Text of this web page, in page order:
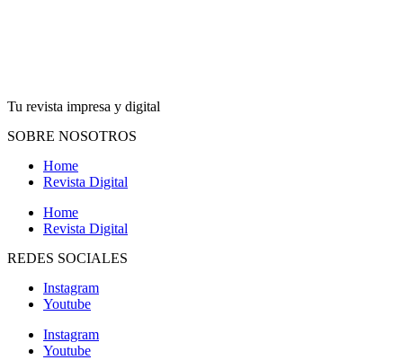
Tu revista impresa y digital
SOBRE NOSOTROS
Home
Revista Digital
Home
Revista Digital
REDES SOCIALES
Instagram
Youtube
Instagram
Youtube